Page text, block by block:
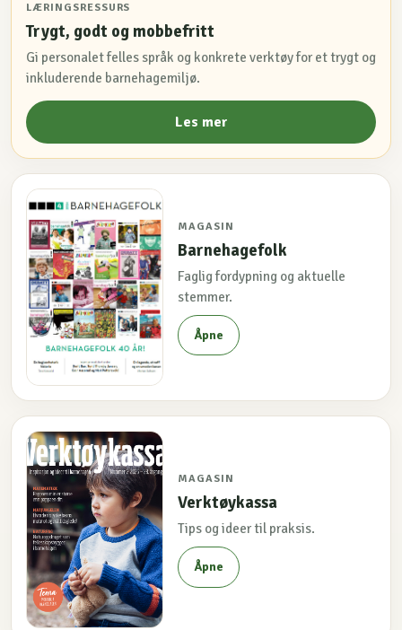
LÆRINGSRESSURS
Trygt, godt og mobbefritt
Gi personalet felles språk og konkrete verktøy for et trygt og
inkluderende barnehagemiljø.
Les mer
MAGASIN
Barnehagefolk
Faglig fordypning og aktuelle
stemmer.
Åpne
MAGASIN
Verktøykassa
Tips og ideer til praksis.
Åpne